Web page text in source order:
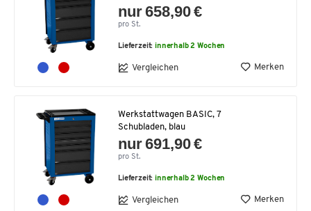
nur 658,90 €
pro St.
Lieferzeit:innerhalb 2 Wochen
Vergleichen Merken
Werkstattwagen BASIC, 7
Schubladen, blau
nur 691,90 €
pro St.
Lieferzeit:innerhalb 2 Wochen
Vergleichen Merken